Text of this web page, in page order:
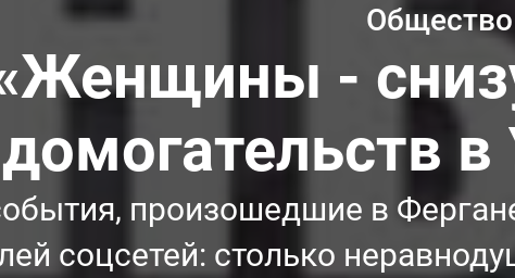
Общество
-
домогательств в
произошедшие в
соцсетей: столько